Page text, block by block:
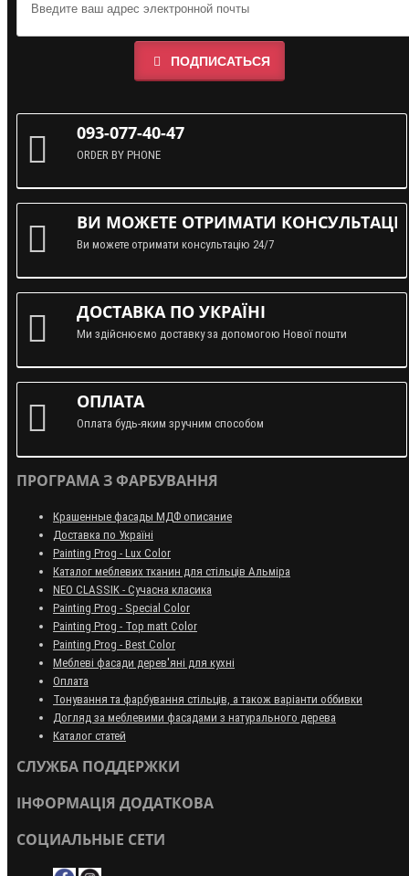
ПОДПИСАТЬСЯ
093-077-40-47
ORDER BY PHONE
ВИ МОЖЕТЕ ОТРИМАТИ
Ви можете отримати консультацію 24/7
ДОСТАВКА ПО УКРАЇНІ
Ми здійснюємо доставку за допомогою Нової пошти
ОПЛАТА
Оплата будь-яким зручним способом
ПРОГРАМА З ФАРБУВАННЯ
Крашенные фасады МДФ описание
Доставка по Україні
Painting Prog - Lux Color
Каталог меблевих тканин для стільців Альміра
NEO CLASSIK - Сучасна класика
Painting Prog - Special Color
Painting Prog - Top matt Color
Painting Prog - Best Color
Меблеві фасади дерев'яні для кухні
Оплата
Тонування та фарбування стільців, а також варіанти оббивки
Догляд за меблевими фасадами з натурального дерева
Каталог статей
СЛУЖБА ПОДДЕРЖКИ
ІНФОРМАЦІЯ ДОДАТКОВА
СОЦИАЛЬНЫЕ СЕТИ